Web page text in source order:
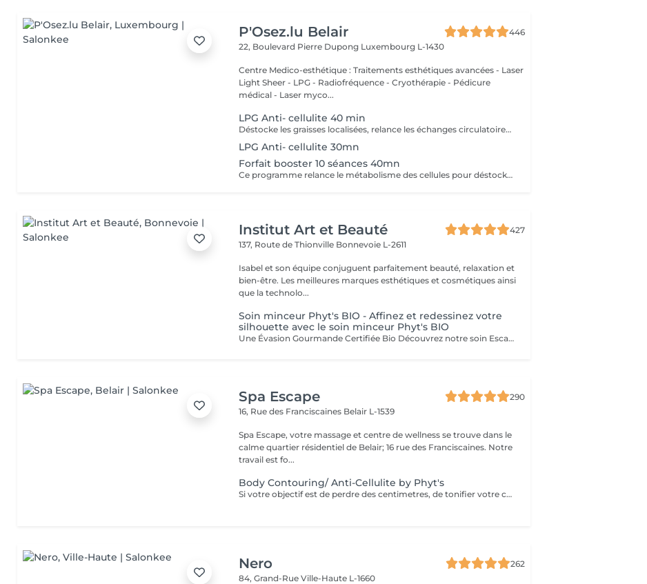
P'Osez.lu Belair
446
22, Boulevard Pierre Dupong Luxembourg L-1430
Centre Medico-esthétique : Traitements esthétiques avancées - Laser
Light Sheer - LPG - Radiofréquence - Cryothérapie - Pédicure
médical - Laser myco...
LPG Anti- cellulite 40 min
Déstocke les graisses localisées, relance les échanges circulatoires et raffermit pour retrouver une peau lisse, plus ferme et un corps plus léger. Ce soin agit sur tous types de cellulite(adipeux,aqueuse et fibreuse).
LPG Anti- cellulite 30mn
Forfait booster 10 séances 40mn
Ce programme relance le métabolisme des cellules pour déstocker les graisses résistantes, lisser la cellulite et raffermir la peau. Cure à raison de 2 soins endermologie corps par semaine pendant 5 semaines .
Institut Art et Beauté
427
137, Route de Thionville Bonnevoie L-2611
Isabel et son équipe conjuguent parfaitement beauté, relaxation et
bien-être. Les meilleures marques esthétiques et cosmétiques ainsi
que la technolo...
Soin minceur Phyt's BIO - Affinez et redessinez votre
silhouette avec le soin minceur Phyt's BIO
Une Évasion Gourmande Certifiée Bio Découvrez notre soin Escapade Gourmande, une véritable évasion sensorielle certifiée bio par PHYT'S, alliant douceur et plaisir pour un moment de détente absolu. Gommage au Coco : Exfoliation Douce : La pulpe de coco élimine délicatement les cellules mortes, révélant une peau douce et lisse. Sublimation de la Peau : Ce gommage sublime votre teint pour un éclat naturel et rafraîchissant. Enveloppement au Beurre de Karité : Hydratation Intense : Le beurre de karité fond sur votre corps, offrant une hydratation profonde et nourrissante. Relaxation Profonde : Ce modelage bien-être procure une relaxation totale et un confort inégalé. Enveloppement au Cacao : Éveil des Sens : Le cacao enveloppe votre peau d'une chaleur parfumée, éveillant vos sens et prolongeant la sensation de bien-être. Plaisir Gourmand : Le parfum envoûtant du cacao ajoute une touche de gourmandise à votre expérience. Une Évasion Sensorielle Unique : Ce soin est une véritable aventure sensorielle, offrant bien-être et plaisir à chaque étape. Ingrédients Bio : Profitez des bienfaits de la nature avec des ingrédients certifiés bio, tout en respectant l'environnement. Un Moment de Pure Indulgence un moment rien que pour vous où le stress et les tensions fondent comme neige au soleil. Vous méritez ce moment de luxe et de bien-être. venez vivre cette escapade gourmande inoubliable. Esthéticiennes Fatima Lisette Carla Marie Francesca Mirza
Spa Escape
290
16, Rue des Franciscaines Belair L-1539
Spa Escape, votre massage et centre de wellness se trouve dans le
calme quartier résidentiel de Belair; 16 rue des Franciscaines. Notre
travail est fo...
Body Contouring/ Anti-Cellulite by Phyt's
Si votre objectif est de perdre des centimetres, de tonifier votre corps , de réduire la cellulite, ce soin développé par les laboratoires Phyt's est fait pour vous. Ensemble avec une bonne hygiène de vie adaptée, vous obtiendrez les resultats que vous espériez.
Nero
262
84, Grand-RueVille-Haute L-1660